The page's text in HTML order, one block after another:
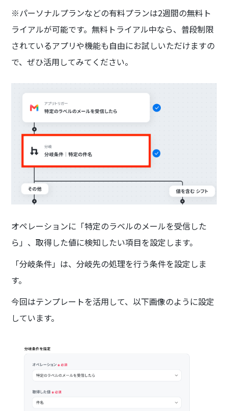
※パーソナルプランなどの有料プランは2週間の無料ト
ライアルが可能です。無料トライアル中なら、普段制限
されているアプリや機能も自由にお試しいただけますの
で、ぜひ活用してみてください。
オペレーションに「特定のラベルのメールを受信した
ら」、取得した値に検知したい項目を設定します。
「分岐条件」は、分岐先の処理を行う条件を設定しま
す。
今回はテンプレートを活用して、以下画像のように設定
しています。